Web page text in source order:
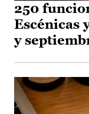
250
Escénicas
y